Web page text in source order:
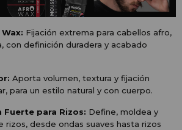
Fijación extrema para cabellos afro,
con definición duradera y acabado
Aporta volumen, textura y fijación
para un estilo natural y con cuerpo.
Fuerte para Rizos: Define, moldea y
desde ondas suaves hasta rizos